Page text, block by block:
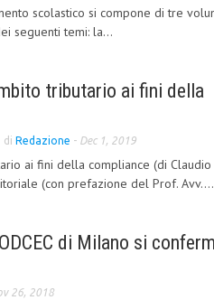
scolastico si compone di tre
seguenti temi: la...
tributario ai fini della
di Redazione - Dec 1, 2019
ai fini della compliance (di
(con prefazione del Prof. Avv....
di Milano si
26, 2018